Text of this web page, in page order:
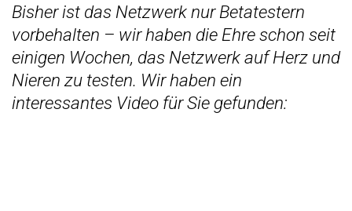
Bisher ist das Netzwerk nur Betatestern
vorbehalten – wir haben die Ehre schon seit
einigen Wochen, das Netzwerk auf Herz und
Nieren zu testen. Wir haben ein
interessantes Video für Sie gefunden: